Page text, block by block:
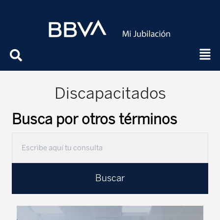
Discapacitados
Busca por otros términos